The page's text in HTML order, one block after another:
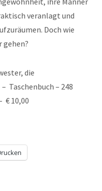
veranlagt und
Doch wie
gehen?
die
Taschenbuch – 248
€ 10,00